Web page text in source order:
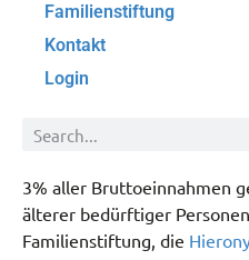
Familienstiftung
Kontakt
Login
3% aller Bruttoeinnahmen
älterer bedürftiger
Familienstiftung, die